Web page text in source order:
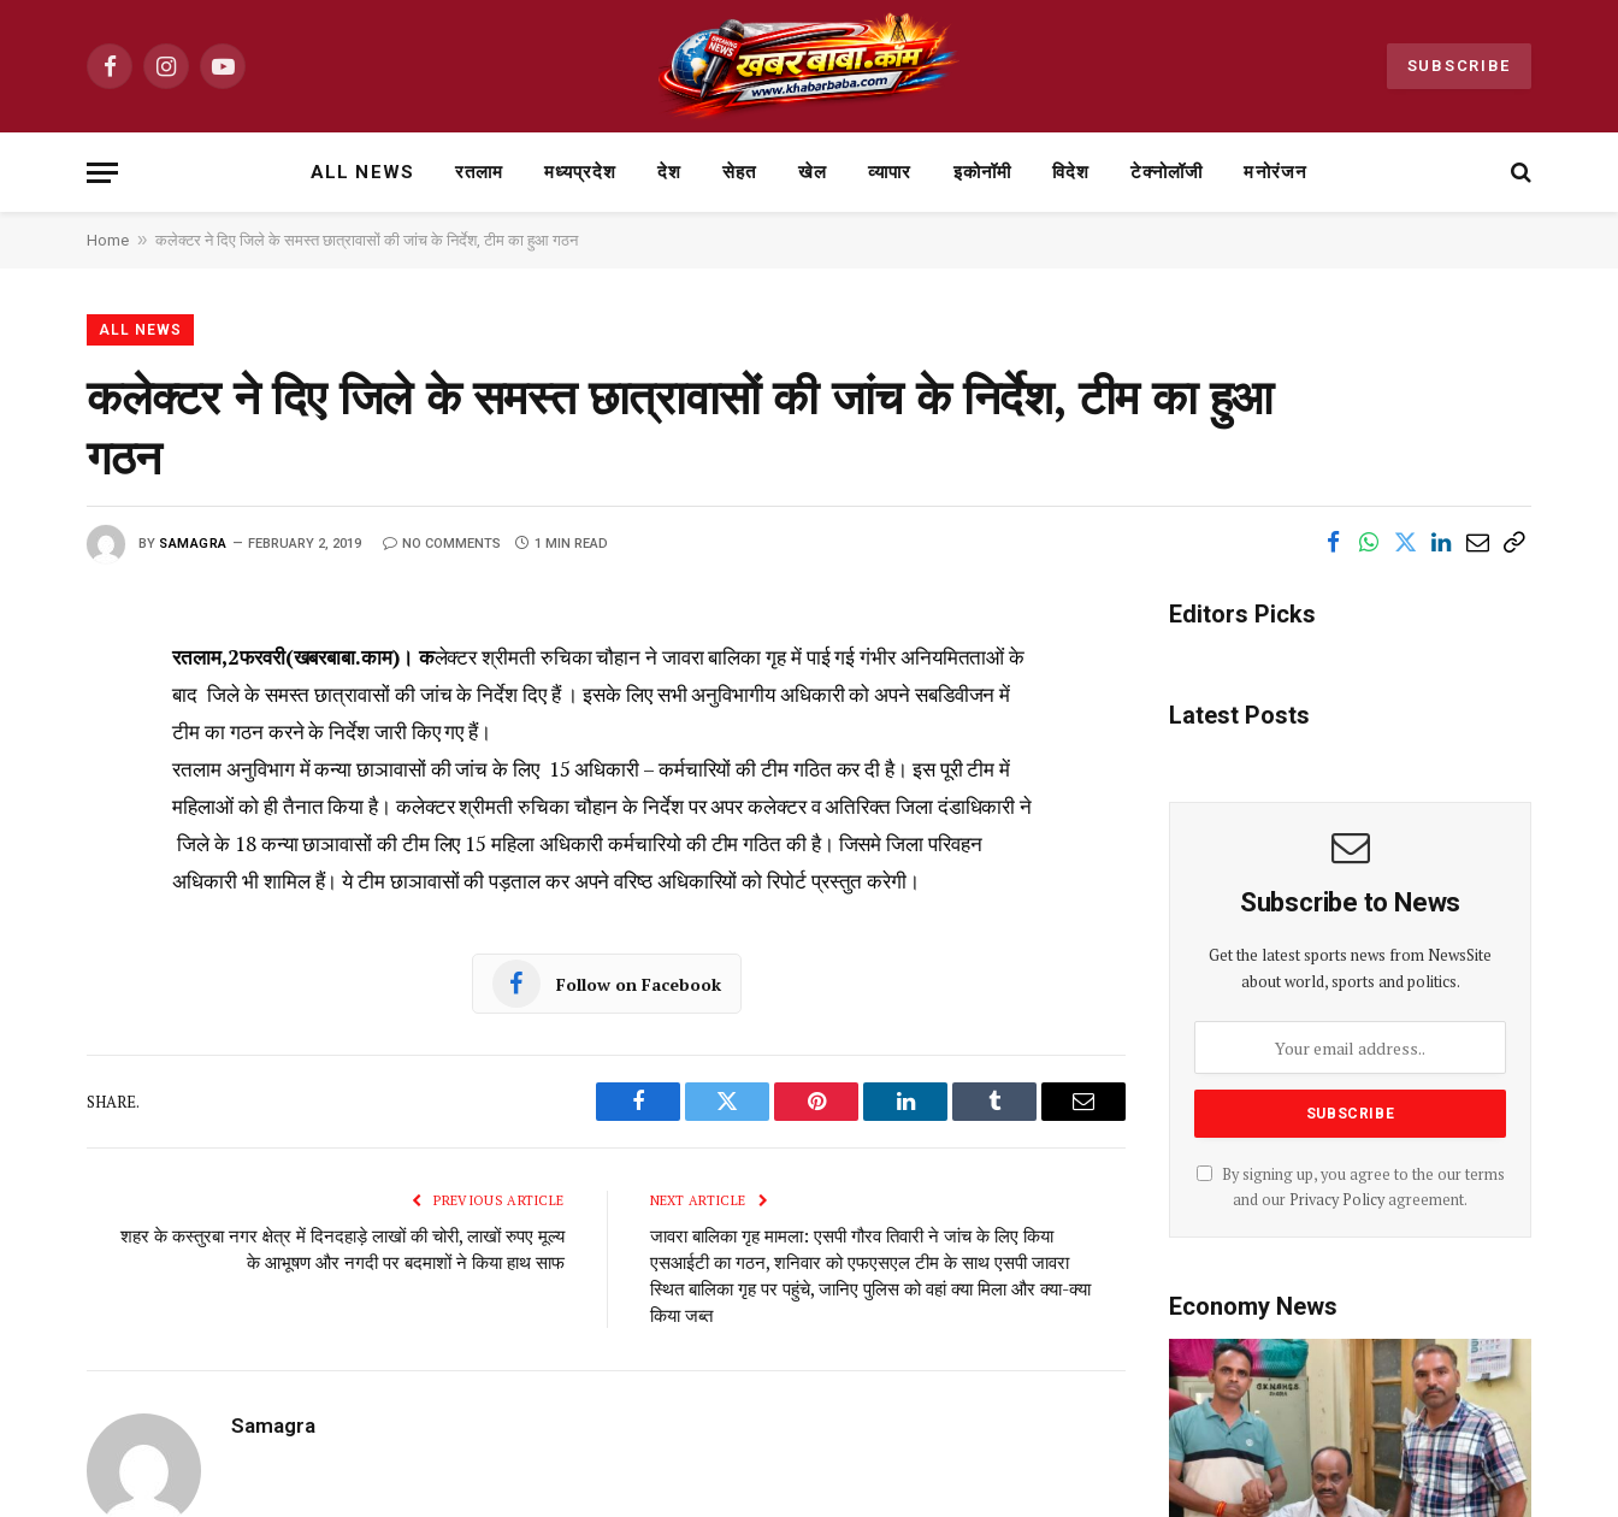
FacebookInstagramYouTube SUBSCRIBE
ALL NEWS रतलाम मध्यप्रदेश देश सेहत खेल व्यापार ⁠इकोनॉमी विदेश टेक्नोलॉजी मनोरंजन
Home » कलेक्टर ने दिए जिले के समस्त छात्रावासों की जांच के निर्देश, टीम का हुआ गठन
ALL NEWS
कलेक्टर ने दिए जिले के समस्त छात्रावासों की जांच के निर्देश, टीम का हुआ
गठन
BY SAMAGRA FEBRUARY 2, 2019 NO COMMENTS 1 MIN READ
रतलाम,2फरवरी(खबरबाबा.काम)। कलेक्टर श्रीमती रुचिका चौहान ने जावरा बालिका गृह में पाई गई गंभीर अनियमितताओं के
बाद जिले के समस्त छात्रावासों की जांच के निर्देश दिए हैं । इसके लिए सभी अनुविभागीय अधिकारी को अपने सबडिवीजन में
टीम का गठन करने के निर्देश जारी किए गए हैं।
रतलाम अनुविभाग में कन्या छाञावासों की जांच के लिए 15 अधिकारी – कर्मचारियों की टीम गठित कर दी है। इस पूरी टीम में
महिलाओं को ही तैनात किया है। कलेक्टर श्रीमती रुचिका चौहान के निर्देश पर अपर कलेक्टर व अतिरिक्त जिला दंडाधिकारी ने
जिले के 18 कन्या छाञावासों की टीम लिए 15 महिला अधिकारी कर्मचारियो की टीम गठित की है। जिसमे जिला परिवहन
अधिकारी भी शामिल हैं। ये टीम छाञावासों की पड़ताल कर अपने वरिष्ठ अधिकारियों को रिपोर्ट प्रस्तुत करेगी।
Follow on Facebook
SHARE.
Facebook Twitter Pinterest LinkedIn Tumblr Email
PREVIOUS ARTICLE
शहर के कस्तुरबा नगर क्षेत्र में दिनदहाड़े लाखों की चोरी, लाखों रुपए मूल्य
के आभूषण और नगदी पर बदमाशों ने किया हाथ साफ
NEXT ARTICLE
जावरा बालिका गृह मामला: एसपी गौरव तिवारी ने जांच के लिए किया
एसआईटी का गठन, शनिवार को एफएसएल टीम के साथ एसपी जावरा
स्थित बालिका गृह पर पहुंचे, जानिए पुलिस को वहां क्या मिला और क्या-क्या
किया जब्त
Samagra
Editors Picks
Latest Posts
Subscribe to News
Get the latest sports news from NewsSite
about world, sports and politics.
By signing up, you agree to the our terms
and our Privacy Policyagreement.
Economy News